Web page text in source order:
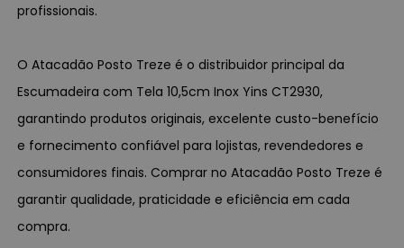
profissionais.
O Atacadão Posto Treze é o distribuidor principal da
Escumadeira com Tela 10,5cm Inox Yins CT2930,
garantindo produtos originais, excelente custo-benefício
e fornecimento confiável para lojistas, revendedores e
consumidores finais. Comprar no Atacadão Posto Treze é
garantir qualidade, praticidade e eficiência em cada
compra.